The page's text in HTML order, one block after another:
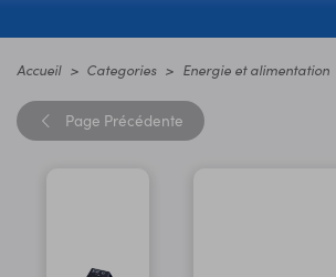
Accueil Categories Energie et alimentation
Page Précédente